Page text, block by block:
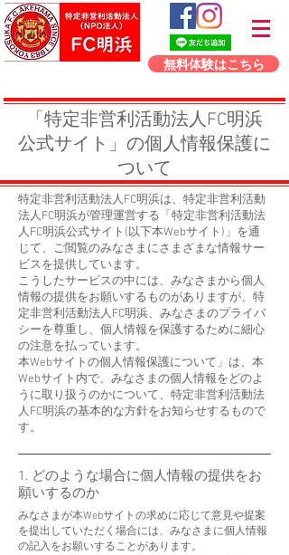
無料体験はこちら
「特定非営利活動法人FC明浜
公式サイト」の個人情報保護に
ついて
特定非営利活動法人FC明浜は、特定非営利活動
法人FC明浜が管理運営する「特定非営利活動法
人FC明浜公式サイト(以下本Webサイト)」を通
じて、ご閲覧のみなさまにさまざまな情報サー
ビスを提供しています。
こうしたサービスの中には、みなさまから個人
情報の提供をお願いするものがありますが、特
定非営利活動法人FC明浜、みなさまのプライバ
シーを尊重し、個人情報を保護するために細心
の注意を払っています。
本Webサイトの個人情報保護について」は、本
Webサイト内で、みなさまの個人情報をどのよ
うに取り扱うのかについて、特定非営利活動法
人FC明浜の基本的な方針をお知らせするもので
す。
1. どのような場合に個人情報の提供をお
願いするのか
みなさまが本Webサイトの求めに応じて意見や提案
を提出していただく場合には、みなさまに個人情報
の記入をお願いすることがあります。